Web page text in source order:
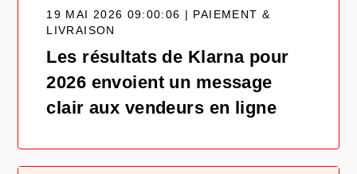
19 MAI 2026 09:00:06 | PAIEMENT &
LIVRAISON
Les résultats de Klarna pour
2026 envoient un message
clair aux vendeurs en ligne